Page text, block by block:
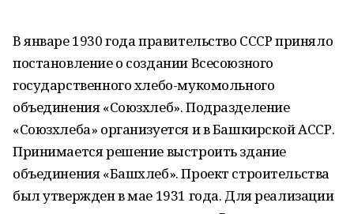
В январе 1930 года правительство СССР приняло
постановление о создании Всесоюзного
государственного хлебо-мукомольного
объединения «Союзхлеб». Подразделение
«Союзхлеба» организуется и в Башкирской АССР.
Принимается решение выстроить здание
объединения «Башхлеб». Проект строительства
был утвержден в мае 1931 года. Для реализации